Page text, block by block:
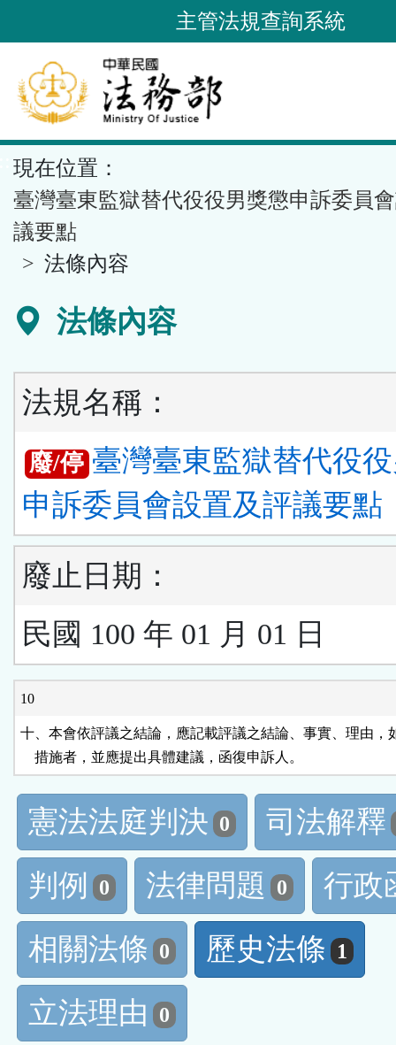
到
要
內
容
區
塊
主管法規查詢系統
現在位置：
臺灣臺東監獄替代役役男獎懲申訴委員
議要點
法條內容
法條內容
法規名稱：
廢/停 臺灣臺東監獄替代役
申訴委員會設置及評議要點
廢止日期：
民國 100 年 01 月 01 日
10
十、本會依評議之結論，應記載評議之結論、事實、理由，
    措施者，並應提出具體建議，函復申訴人。
憲法法庭判決 0
司法解釋
判例
0 法律問題 0
行政
相關法條 0 歷史法條 1
立法理由 0